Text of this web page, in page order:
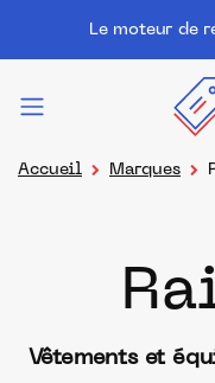
Le moteur de
Accueil Marques
Vêtements et